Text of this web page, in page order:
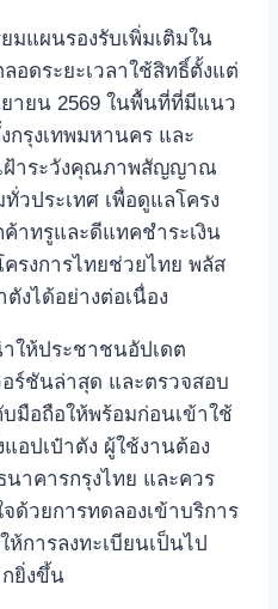
มแผนรองรับเพิ่มเติมใน
ดระยะเวลาใช้สิทธิ์ตั้งแต่
ายน 2569 ในพื้นที่ที่มีแนว
รุงเทพมหานคร และ
เฝ้าระวังคุณภาพสัญญาณ
วประเทศ เพื่อดูแลโครง
าทรูและดีแทคชำระเงิน
รงการไทยช่วยไทย พลัส
งได้อย่างต่อเนื่อง
ให้ประชาชนอัปเดต
ร์ชันล่าสุด และตรวจสอบ
มือถือให้พร้อมก่อนเข้าใช้
อปเป๋าตัง ผู้ใช้งานต้อง
าคารกรุงไทย และควร
ด้วยการทดลองเข้าบริการ
การลงทะเบียนเป็นไป
กยิ่งขึ้น